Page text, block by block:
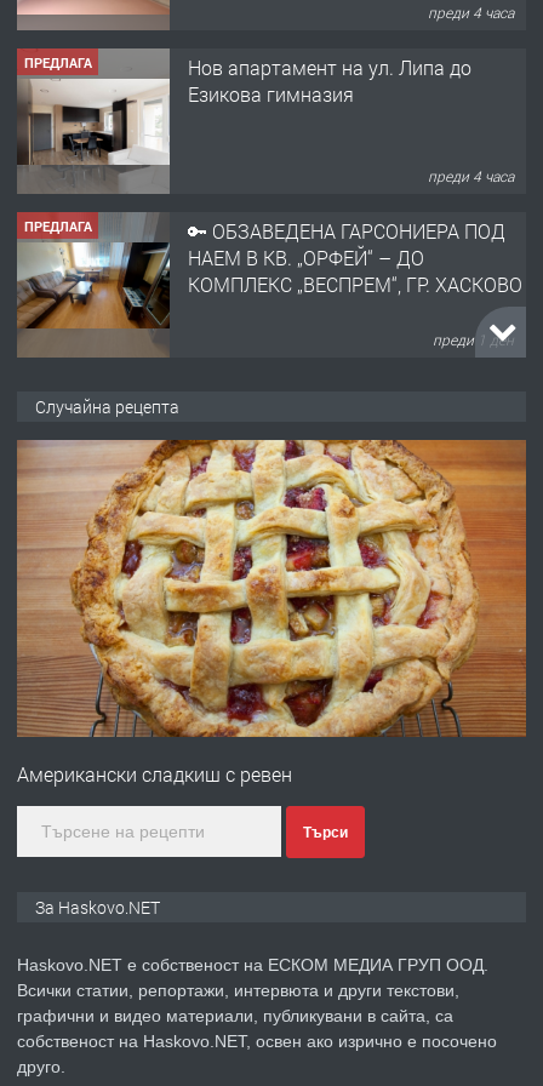
преди 4 часа
ПРЕДЛАГА
КОМПЛЕКС „ВЕСПРЕМ“, ГР. ХАСКОВО
преди 1 ден
ПРЕДЛАГА
НАПЪЛНО ОБЗАВЕДЕН И
АПАРТАМЕНТ В ЦЕНТЪРА НА ГР.
ПРЕДЛАГА Давам гараж под наем
преди 2 дни
ПРЕДЛАГА
№4120 Магазин/Офис под наем в кв.
Любен Каравелов, Хасково-близо до
градската градина!
преди 2 дни
ПРЕДЛАГА
ПРОСТОРЕН ТРИСТАЕН
АПАРТАМЕНТ В НОВА СГРАДА КВ.
КУБА
Хисаря до ток, вода,канализация,
асфалт 0889 537 426
преди 3 дни
Случайна рецепта
Американски сладкиш с ревен
Търси
За Haskovo.NET
Haskovo.NET е собственост на ЕСКОМ МЕДИА ГРУП ООД.
Всички статии, репортажи, интервюта и други текстови,
графични и видео материали, публикувани в сайта, са
собственост на Haskovo.NET, освен ако изрично е посочено
друго.